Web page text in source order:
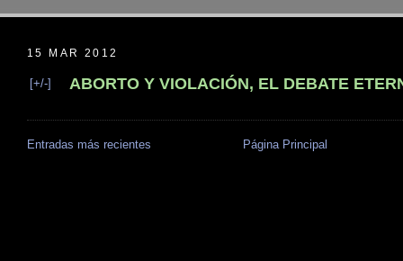
15 MAR 2012
[+/-] ABORTO Y VIOLACIÓN, EL DEBATE
Entradas más recientes Página Principal